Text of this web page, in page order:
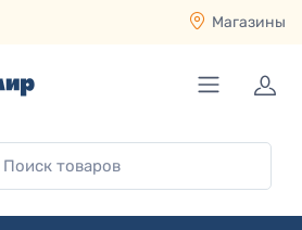
Магазины